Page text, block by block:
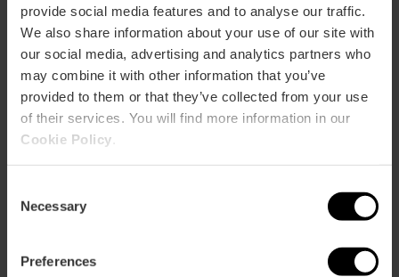
provide social media features and to analyse our traffic.
We also share information about your use of our site with
our social media, advertising and analytics partners who
may combine it with other information that you’ve
provided to them or that they’ve collected from your use
of their services. You will find more information in our
Cookie Policy
Selection
Necessary
Preferences
Audit:239
School:150
Banquet:232
Cocktail:330
CASTELLÓN (I)
m2: 124
School:27
Cocktail:150
m2:173